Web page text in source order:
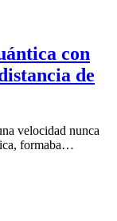
con
de
velocidad nunca
formaba…